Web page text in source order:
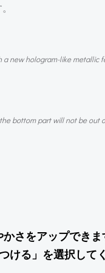
new hologram-like
bottom part will not be out
さをアップできま
ける」を選択して